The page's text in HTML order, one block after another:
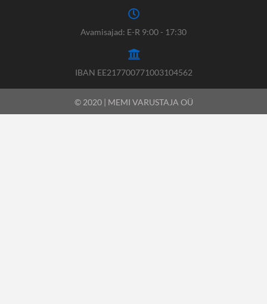
Avamisajad: E-R 9:00 - 17:30
IBAN EE217700771003104562
© 2020 | MEMI VARUSTAJA OÜ